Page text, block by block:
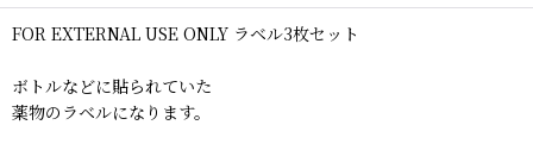
FOR EXTERNAL USE ONLY ラベル3枚セット
ボトルなどに貼られていた
薬物のラベルになります。